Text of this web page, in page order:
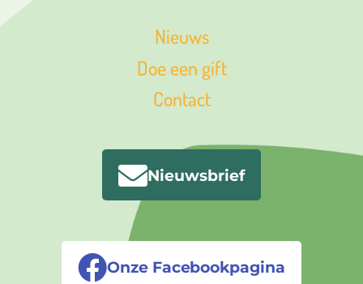
Nieuws
Doe een gift
Contact
Nieuwsbrief
Onze Facebookpagina